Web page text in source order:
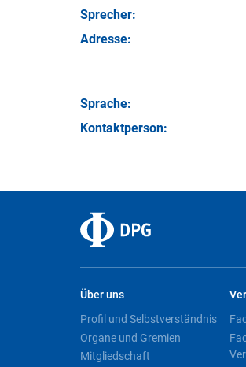
Sprecher:
Adresse:
Sprache:
Kontakt­person:
Über uns
Profil und Selbstverständnis
Organe und Gremien
Mitgliedschaft